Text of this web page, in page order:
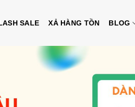
SALE XẢ HÀNG TỒN BLOG